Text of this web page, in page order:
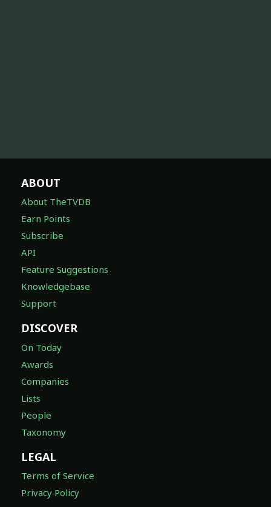
ABOUT
About TheTVDB
Earn Points
Subscribe
API
Feature Suggestions
Knowledgebase
Support
DISCOVER
On Today
Awards
Companies
Lists
People
Taxonomy
LEGAL
Terms of Service
Privacy Policy